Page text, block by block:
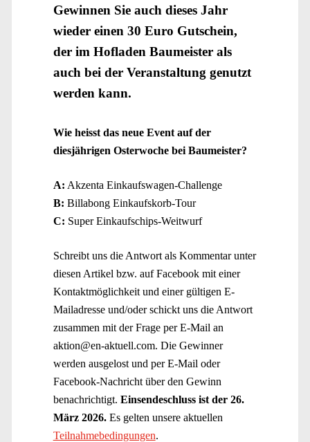
Gewinnen Sie auch dieses Jahr
wieder einen 30 Euro Gutschein,
der im Hofladen Baumeister als
auch bei der Veranstaltung genutzt
werden kann.
Wie heisst das neue Event auf der
diesjährigen Osterwoche bei Baumeister?
A: Akzenta Einkaufswagen-Challenge
B: Billabong Einkaufskorb-Tour
C: Super Einkaufschips-Weitwurf
Schreibt uns die Antwort als Kommentar unter
diesen Artikel bzw. auf Facebook mit einer
Kontaktmöglichkeit und einer gültigen E-
Mailadresse und/oder schickt uns die Antwort
zusammen mit der Frage per E-Mail an
aktion@en-aktuell.com. Die Gewinner
werden ausgelost und per E-Mail oder
Facebook-Nachricht über den Gewinn
benachrichtigt. Einsendeschluss ist der 26.
März 2026.Es gelten unsere aktuellen
Teilnahmebedingungen.